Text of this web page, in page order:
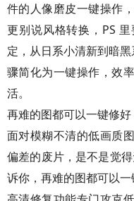
件的人像磨皮一键操作
更别说风格转换，PS
定，从日系小清新到暗
骤简化为一键操作，效
活。
再难的图都可以一键修
面对模糊不清的低画质
偏差的废片，是不是觉
诉你，再难的图都可以一